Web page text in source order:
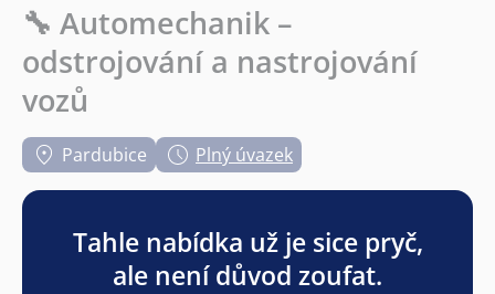
🔧 Automechanik –
odstrojování a nastrojování
vozů
Pardubice Plný úvazek
Tahle nabídka už je sice pryč,
ale není důvod zoufat.